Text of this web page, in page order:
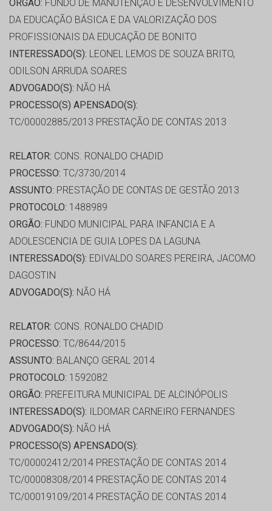
ORGÃO: FUNDO DE MANUTENÇÃO E DESENVOLVIMENTO
DA EDUCAÇÃO BÁSICA E DA VALORIZAÇÃO DOS
PROFISSIONAIS DA EDUCAÇÃO DE BONITO
INTERESSADO(S): LEONEL LEMOS DE SOUZA BRITO,
ODILSON ARRUDA SOARES
ADVOGADO(S): NÃO HÁ
PROCESSO(S) APENSADO(S):
TC/00002885/2013 PRESTAÇÃO DE CONTAS 2013
RELATOR: CONS. RONALDO CHADID
PROCESSO: TC/3730/2014
ASSUNTO: PRESTAÇÃO DE CONTAS DE GESTÃO 2013
PROTOCOLO: 1488989
ORGÃO: FUNDO MUNICIPAL PARA INFANCIA E A
ADOLESCENCIA DE GUIA LOPES DA LAGUNA
INTERESSADO(S): EDIVALDO SOARES PEREIRA, JACOMO
DAGOSTIN
ADVOGADO(S): NÃO HÁ
RELATOR: CONS. RONALDO CHADID
PROCESSO: TC/8644/2015
ASSUNTO: BALANÇO GERAL 2014
PROTOCOLO: 1592082
ORGÃO: PREFEITURA MUNICIPAL DE ALCINÓPOLIS
INTERESSADO(S): ILDOMAR CARNEIRO FERNANDES
ADVOGADO(S): NÃO HÁ
PROCESSO(S) APENSADO(S):
TC/00002412/2014 PRESTAÇÃO DE CONTAS 2014
TC/00008308/2014 PRESTAÇÃO DE CONTAS 2014
TC/00019109/2014 PRESTAÇÃO DE CONTAS 2014